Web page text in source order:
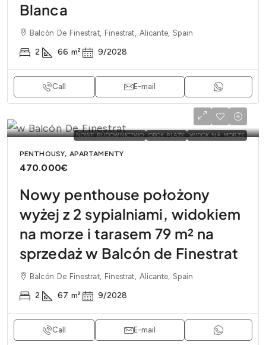
Blanca
Balcón De Finestrat, Finestrat, Alicante, Spain
2 66 m² 9/2028
Call E-mail
NOWE BUDOWNICTWO OBOK PLAŻY WIDOK NA MORZE
PENTHOUSY, APARTAMENTY
470.000€
Nowy penthouse położony
wyżej z 2 sypialniami, widokiem
na morze i tarasem 79 m² na
sprzedaż w Balcón de Finestrat
Balcón De Finestrat, Finestrat, Alicante, Spain
2 67 m² 9/2028
Call E-mail